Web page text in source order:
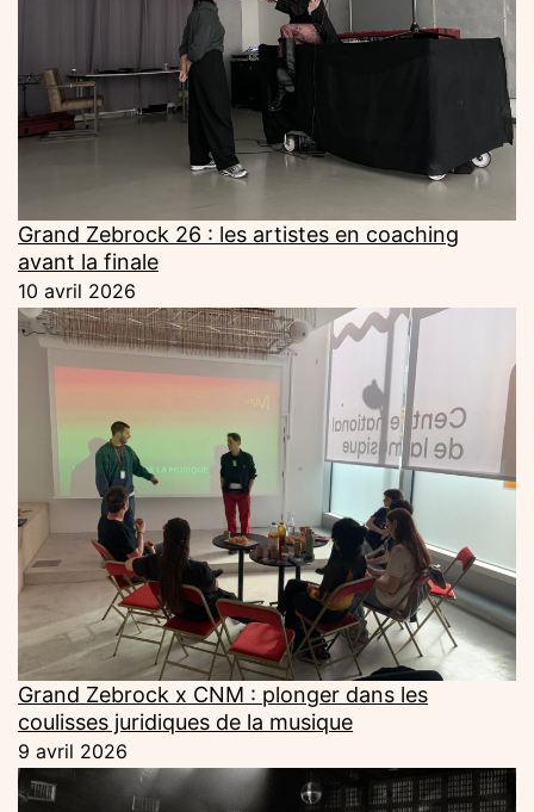
Grand Zebrock 26 : les artistes en coaching
avant la finale
10 avril 2026
Grand Zebrock x CNM : plonger dans les
coulisses juridiques de la musique
9 avril 2026